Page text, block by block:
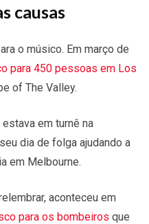
causas
o músico. Em março de
para 450 pessoas em Los
of The Valley.
em turnê na
dia de folga ajudando a
em Melbourne.
aconteceu em
para os bombeiros que